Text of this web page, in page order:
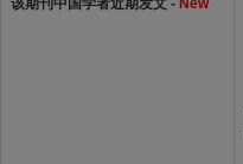
该期刊中国学者近期发文 - New